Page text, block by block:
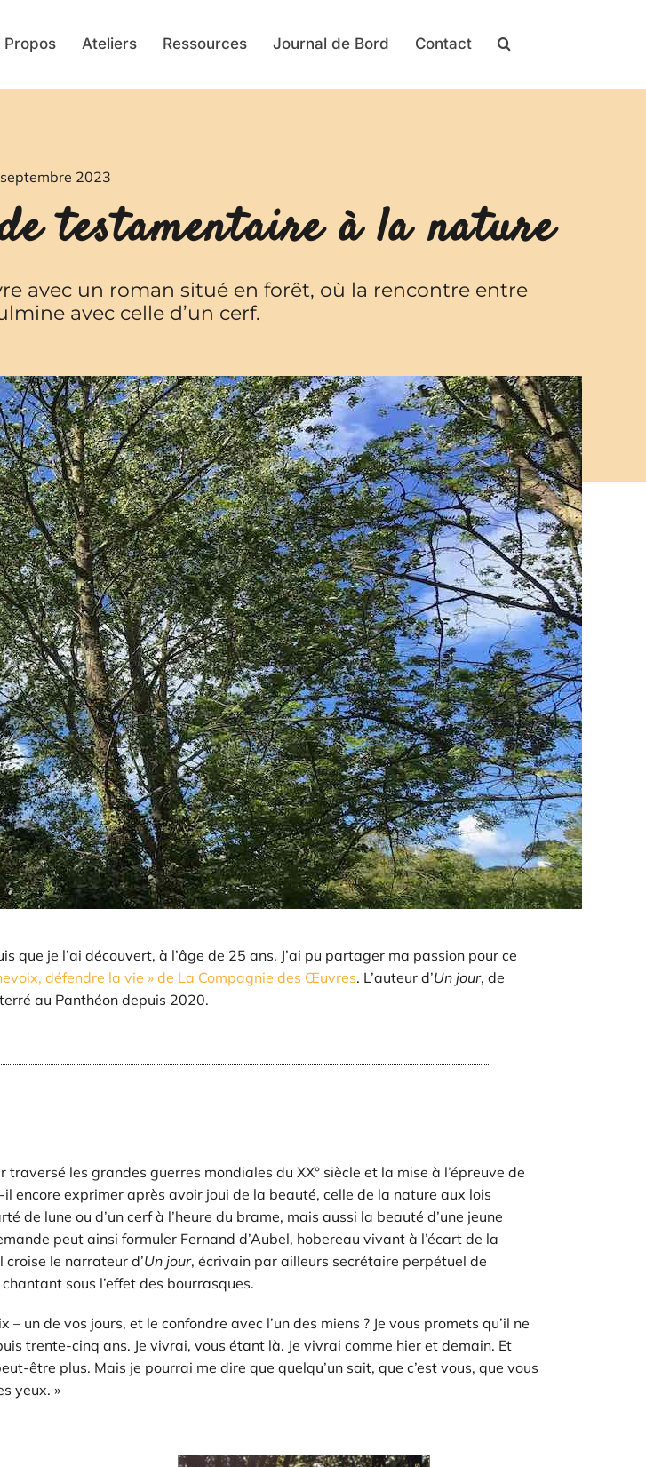
Propos Ateliers Ressources Journal de Bord Contact
2023
testamentaire à la nature
avec un roman situé en forêt, où la rencontre entre
avec celle d’un cerf.
que je l’ai découvert, à l’âge de 25 ans. J’ai pu partager ma passion pour ce
défendre la vie » de La Compagnie des Œuvres. L’auteur d’Un jour, de
au Panthéon depuis 2020.
les grandes guerres mondiales du XX° siècle et la mise à l’épreuve de
encore exprimer après avoir joui de la beauté, celle de la nature aux lois
de lune ou d’un cerf à l’heure du brame, mais aussi la beauté d’une jeune
peut ainsi formuler Fernand d’Aubel, hobereau vivant à l’écart de la
le narrateur d’Un jour, écrivain par ailleurs secrétaire perpétuel de
sous l’effet des bourrasques.
un de vos jours, et le confondre avec l’un des miens ? Je vous promets qu’il ne
trente-cinq ans. Je vivrai, vous étant là. Je vivrai comme hier et demain. Et
être plus. Mais je pourrai me dire que quelqu’un sait, que c’est vous, que vous
yeux. »